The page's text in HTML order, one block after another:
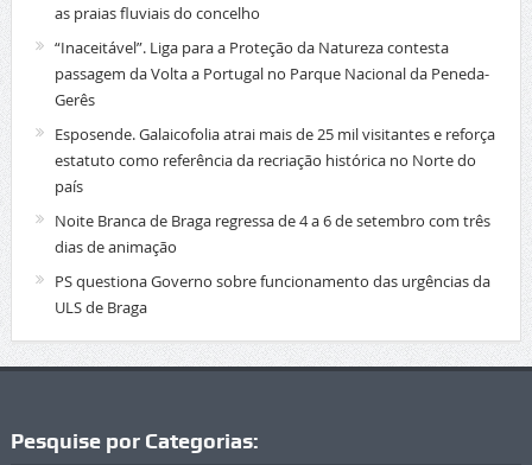
as praias fluviais do concelho
“Inaceitável”. Liga para a Proteção da Natureza contesta
passagem da Volta a Portugal no Parque Nacional da Peneda-
Gerês
Esposende. Galaicofolia atrai mais de 25 mil visitantes e reforça
estatuto como referência da recriação histórica no Norte do
país
Noite Branca de Braga regressa de 4 a 6 de setembro com três
dias de animação
PS questiona Governo sobre funcionamento das urgências da
ULS de Braga
Pesquise por Categorias: